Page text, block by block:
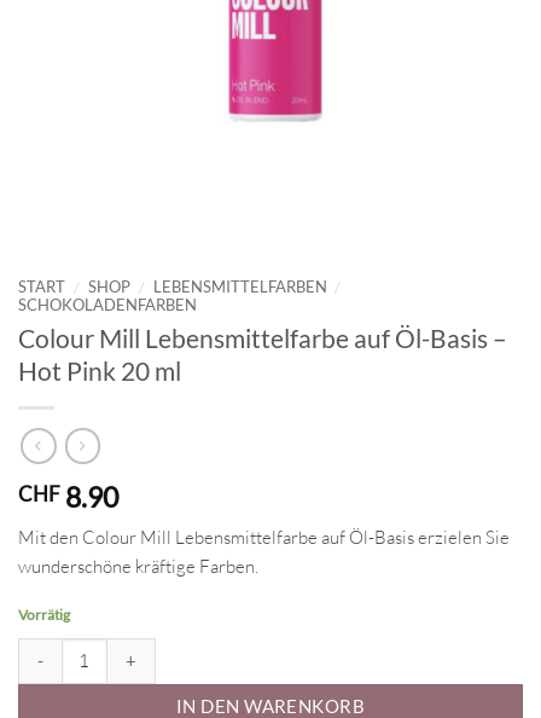
START / SHOP / LEBENSMITTELFARBEN /
SCHOKOLADENFARBEN
Colour Mill Lebensmittelfarbe auf Öl-Basis –
Hot Pink 20 ml
CHF 8.90
Mit den Colour Mill Lebensmittelfarbe auf Öl-Basis erzielen Sie
wunderschöne kräftige Farben.
Vorrätig
Colour Mill Lebensmittelfarbe auf Öl-Basis - Hot Pink 20 ml Menge
IN DEN WARENKORB